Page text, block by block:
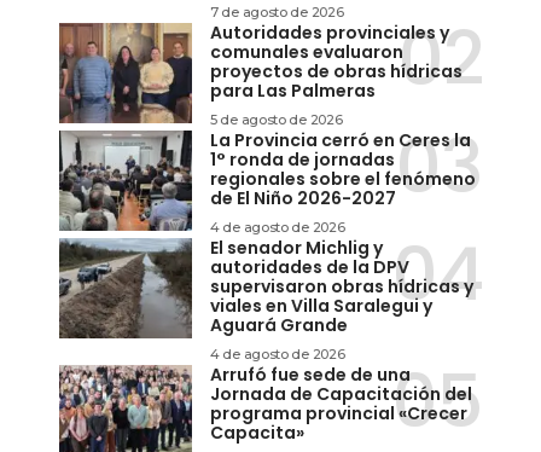
7 de agosto de 2026
Autoridades provinciales y
comunales evaluaron
proyectos de obras hídricas
para Las Palmeras
5 de agosto de 2026
La Provincia cerró en Ceres la
1° ronda de jornadas
regionales sobre el fenómeno
de El Niño 2026-2027
4 de agosto de 2026
El senador Michlig y
autoridades de la DPV
supervisaron obras hídricas y
viales en Villa Saralegui y
Aguará Grande
4 de agosto de 2026
Arrufó fue sede de una
Jornada de Capacitación del
programa provincial «Crecer
Capacita»